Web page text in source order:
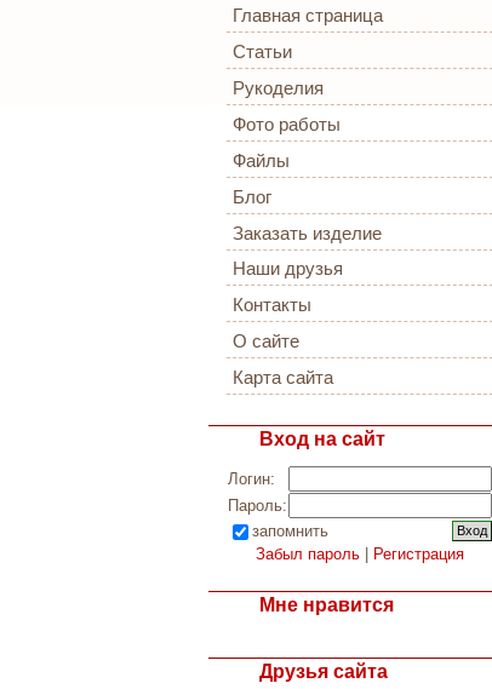
Главная страница
Статьи
Рукоделия
Фото работы
Файлы
Блог
Заказать изделие
Наши друзья
Контакты
О сайте
Карта сайта
Вход на сайт
Логин:
Пароль:
запомнить
Забыл пароль
Регистрация
Мне нравится
Друзья сайта